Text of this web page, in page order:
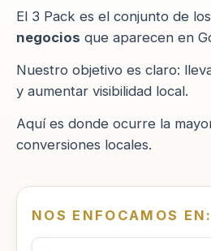
El 3 Pack es el conjunto de los
negocios que aparecen en
Nuestro objetivo es claro:
y aumentar visibilidad local.
Aquí es donde ocurre la
conversiones locales.
NOS ENFOCAMOS EN: